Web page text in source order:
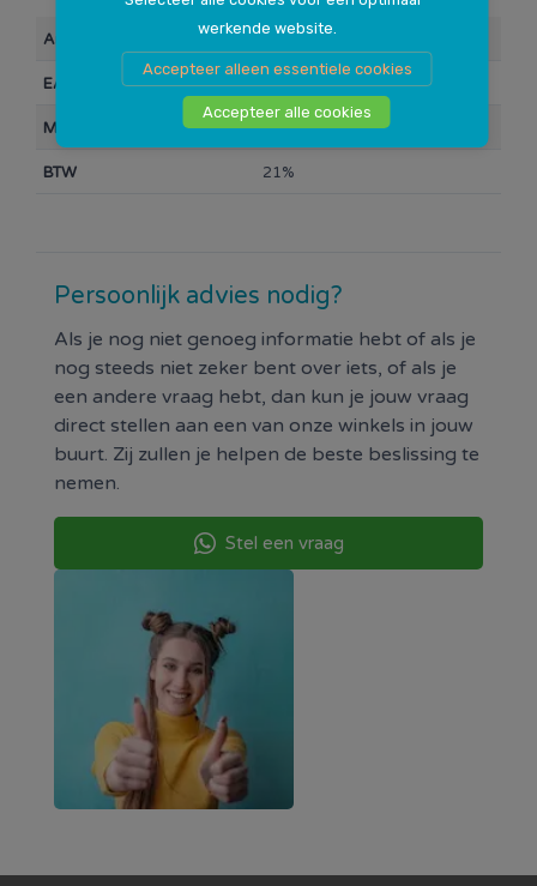
werkende website.
Accepteer alleen essentiele cookies
Accepteer alle cookies
Artikelnummer 100360
EAN Barcode 8711577189945
Merk HG
BTW 21%
Persoonlijk advies nodig?
Als je nog niet genoeg informatie hebt of als je
nog steeds niet zeker bent over iets, of als je
een andere vraag hebt, dan kun je jouw vraag
direct stellen aan een van onze winkels in jouw
buurt. Zij zullen je helpen de beste beslissing te
nemen.
Stel een vraag